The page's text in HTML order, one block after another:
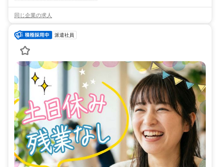
同じ企業の求人
派遣社員